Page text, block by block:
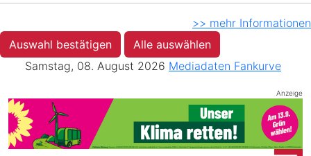
>> mehr Informationen
Auswahl bestätigen
Alle auswählen
Samstag, 08. August 2026 Mediadaten Fankurve
Anzeige